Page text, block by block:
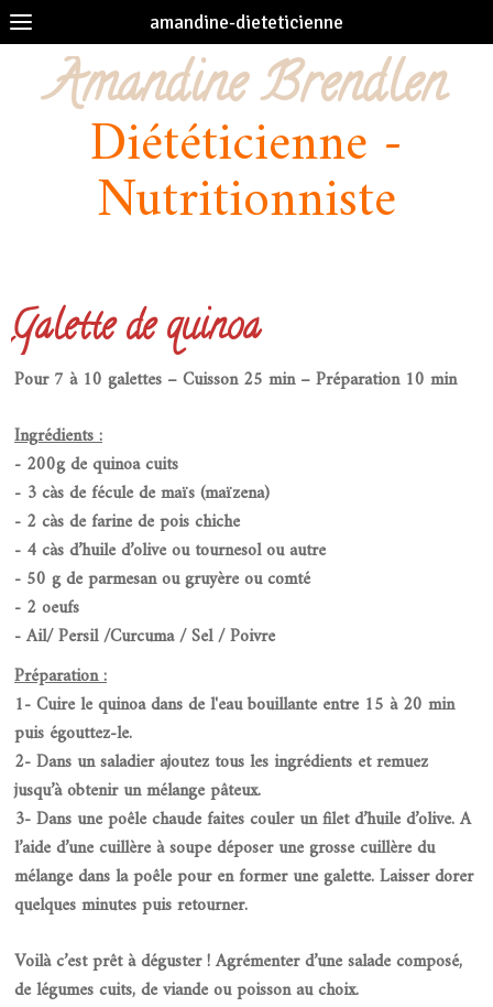
amandine-dieteticienne
Amandine Brendlen
Diététicienne -
Nutritionniste
Galette de quinoa
Pour 7 à 10 galettes – Cuisson 25 min – Préparation 10 min
Ingrédients :
- 200g de quinoa cuits
- 3 càs de fécule de maïs (maïzena)
- 2 càs de farine de pois chiche
- 4 càs d’huile d’olive ou tournesol ou autre
- 50 g de parmesan ou gruyère ou comté
- 2 oeufs
- Ail/ Persil /Curcuma / Sel / Poivre
Préparation :
1- Cuire le quinoa dans de l'eau bouillante entre 15 à 20 min
puis égouttez-le.
2- Dans un saladier ajoutez tous les ingrédients et remuez
jusqu’à obtenir un mélange pâteux.
3- Dans une poêle chaude faites couler un filet d’huile d’olive. A
l’aide d’une cuillère à soupe déposer une grosse cuillère du
mélange dans la poêle pour en former une galette. Laisser dorer
quelques minutes puis retourner.
Voilà c’est prêt à déguster ! Agrémenter d’une salade composé,
de légumes cuits, de viande ou poisson au choix.